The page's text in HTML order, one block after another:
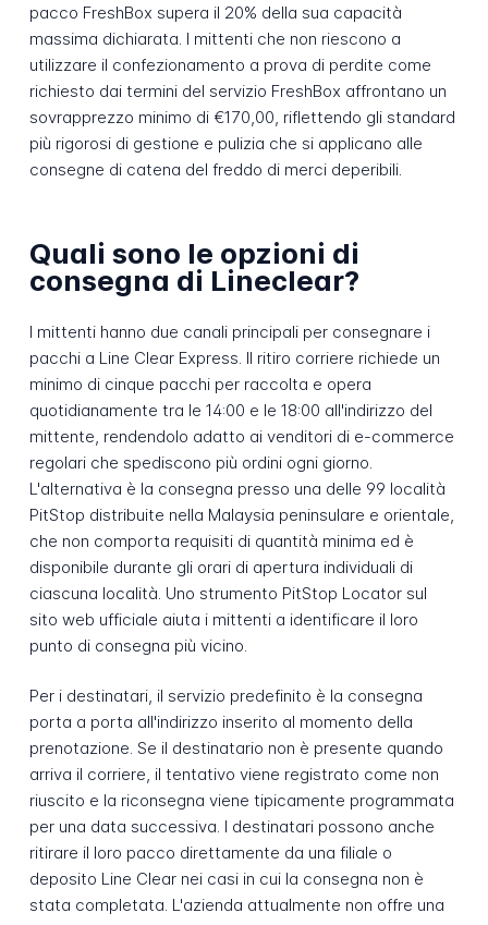
pacco FreshBox supera il 20% della sua capacità
massima dichiarata. I mittenti che non riescono a
utilizzare il confezionamento a prova di perdite come
richiesto dai termini del servizio FreshBox affrontano un
sovrapprezzo minimo di €170,00, riflettendo gli standard
più rigorosi di gestione e pulizia che si applicano alle
consegne di catena del freddo di merci deperibili.
Quali sono le opzioni di
consegna di Lineclear?
I mittenti hanno due canali principali per consegnare i
pacchi a Line Clear Express. Il ritiro corriere richiede un
minimo di cinque pacchi per raccolta e opera
quotidianamente tra le 14:00 e le 18:00 all'indirizzo del
mittente, rendendolo adatto ai venditori di e-commerce
regolari che spediscono più ordini ogni giorno.
L'alternativa è la consegna presso una delle 99 località
PitStop distribuite nella Malaysia peninsulare e orientale,
che non comporta requisiti di quantità minima ed è
disponibile durante gli orari di apertura individuali di
ciascuna località. Uno strumento PitStop Locator sul
sito web ufficiale aiuta i mittenti a identificare il loro
punto di consegna più vicino.
Per i destinatari, il servizio predefinito è la consegna
porta a porta all'indirizzo inserito al momento della
prenotazione. Se il destinatario non è presente quando
arriva il corriere, il tentativo viene registrato come non
riuscito e la riconsegna viene tipicamente programmata
per una data successiva. I destinatari possono anche
ritirare il loro pacco direttamente da una filiale o
deposito Line Clear nei casi in cui la consegna non è
stata completata. L'azienda attualmente non offre una